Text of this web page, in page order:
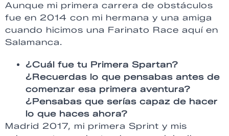
Aunque mi primera carrera de obstáculos
fue en 2014 con mi hermana y una amiga
cuando hicimos una Farinato Race aquí en
Salamanca.
¿Cuál fue tu Primera Spartan?
¿Recuerdas lo que pensabas antes de
comenzar esa primera aventura?
¿Pensabas que serías capaz de hacer
lo que haces ahora?
Madrid 2017, mi primera Sprint y mis